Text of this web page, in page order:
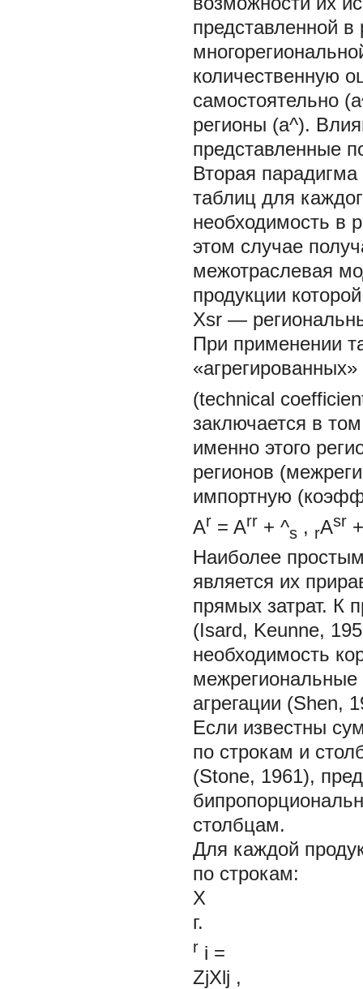
представленной в
количественную
самостоятельно
регионы (а^).
представленные
Вторая
таблиц для
необходимость в
этом случае
межотраслевая
продукции
Xsr —
При применении
(technical
заключается в
именно этого
регионов
импортную
Ar = Arr + ^s , rAsr
Наиболее
является их
прямых затрат. К
(Isard, Keunne,
необходимость
межрегиональные
агрегации (Shen,
Если известны
по строкам и
(Stone, 1961),
столбцам.
Для каждой
по строкам:
X
г.
r i =
ZjXlj ,